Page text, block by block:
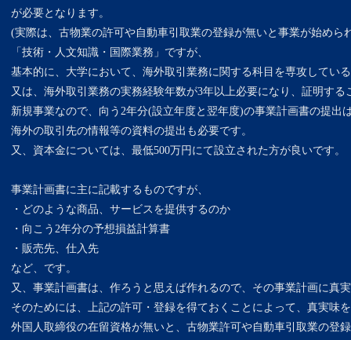
が必要となります。
(実際は、古物業の許可や自動車引取業の登録が無いと事業が始めら
「技術・人文知識・国際業務」ですが、
基本的に、大学において、海外取引業務に関する科目を専攻してい
又は、海外取引業務の実務経験年数が3年以上必要になり、証明する
新規事業なので、向う2年分(設立年度と翌年度)の事業計画書の提出
海外の取引先の情報等の資料の提出も必要です。
又、資本金については、最低500万円にて設立された方が良いです。
事業計画書に主に記載するものですが、
・どのような商品、サービスを提供するのか
・向こう2年分の予想損益計算書
・販売先、仕入先
など、です。
又、事業計画書は、作ろうと思えば作れるので、その事業計画に真
そのためには、上記の許可・登録を得ておくことによって、真実味
外国人取締役の在留資格が無いと、古物業許可や自動車引取業の登